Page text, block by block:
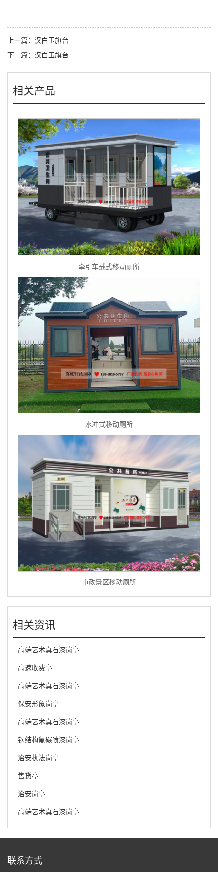
上一篇： 汉白玉旗台
下一篇： 汉白玉旗台
相关产品
牵引车载式移动厕所
水冲式移动厕所
市政景区移动厕所
相关资讯
高端艺术真石漆岗亭
高速收费亭
高端艺术真石漆岗亭
保安形象岗亭
高端艺术真石漆岗亭
钢结构氟碳喷漆岗亭
治安执法岗亭
售货亭
治安岗亭
高端艺术真石漆岗亭
联系方式